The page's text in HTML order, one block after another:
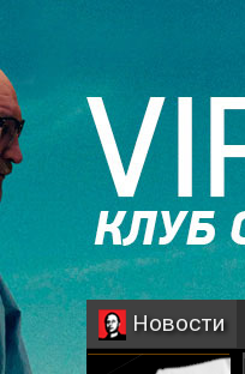
Новости